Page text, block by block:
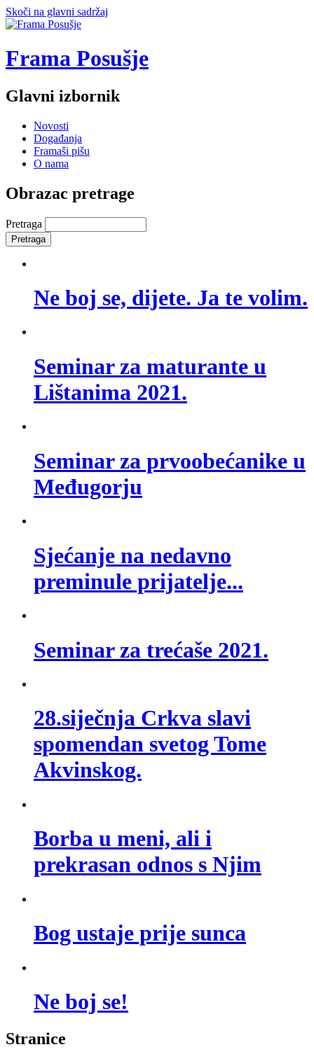
Skoči na glavni sadržaj
Frama Posušje
Glavni izbornik
Novosti
Događanja
Framaši pišu
O nama
Obrazac pretrage
Pretraga
Ne boj se, dijete. Ja te volim.
Seminar za maturante u
Lištanima 2021.
Seminar za prvoobećanike u
Međugorju
Sjećanje na nedavno
preminule prijatelje...
Seminar za trećaše 2021.
28.siječnja Crkva slavi
spomendan svetog Tome
Akvinskog.
Borba u meni, ali i
prekrasan odnos s Njim
Bog ustaje prije sunca
Ne boj se!
Stranice